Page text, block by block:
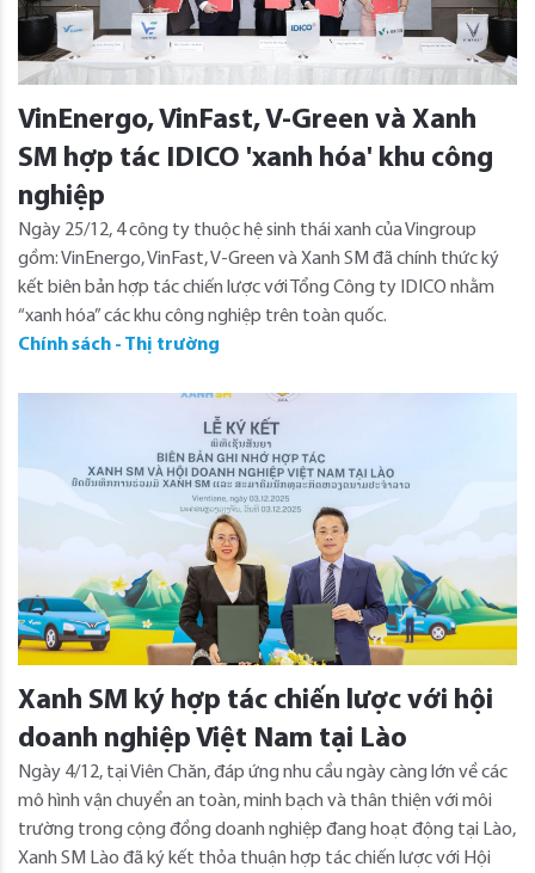
VinEnergo, VinFast, V-Green và Xanh
SM hợp tác IDICO 'xanh hóa' khu công
nghiệp
Ngày 25/12, 4 công ty thuộc hệ sinh thái xanh của Vingroup
gồm: VinEnergo, VinFast, V-Green và Xanh SM đã chính thức ký
kết biên bản hợp tác chiến lược với Tổng Công ty IDICO nhằm
“xanh hóa” các khu công nghiệp trên toàn quốc.
Chính sách - Thị trường
Xanh SM ký hợp tác chiến lược với hội
doanh nghiệp Việt Nam tại Lào
Ngày 4/12, tại Viên Chăn, đáp ứng nhu cầu ngày càng lớn về các
mô hình vận chuyển an toàn, minh bạch và thân thiện với môi
trường trong cộng đồng doanh nghiệp đang hoạt động tại Lào,
Xanh SM Lào đã ký kết thỏa thuận hợp tác chiến lược với Hội